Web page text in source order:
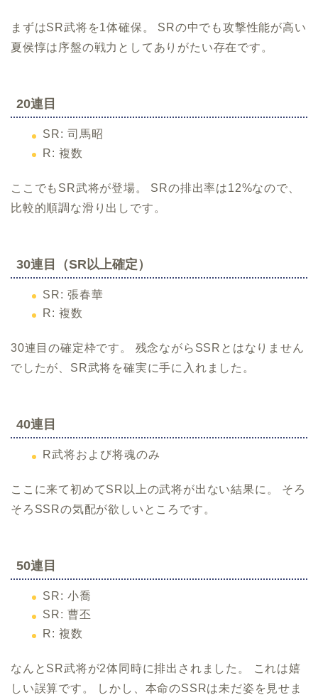
まずはSR武将を1体確保。 SRの中でも攻撃性能が高い
夏侯惇は序盤の戦力としてありがたい存在です。
20連目
SR: 司馬昭
R: 複数
ここでもSR武将が登場。 SRの排出率は12%なので、
比較的順調な滑り出しです。
30連目（SR以上確定）
SR: 張春華
R: 複数
30連目の確定枠です。 残念ながらSSRとはなりません
でしたが、SR武将を確実に手に入れました。
40連目
R武将および将魂のみ
ここに来て初めてSR以上の武将が出ない結果に。 そろ
そろSSRの気配が欲しいところです。
50連目
SR: 小喬
SR: 曹丕
R: 複数
なんとSR武将が2体同時に排出されました。 これは嬉
しい誤算です。 しかし、本命のSSRは未だ姿を見せま